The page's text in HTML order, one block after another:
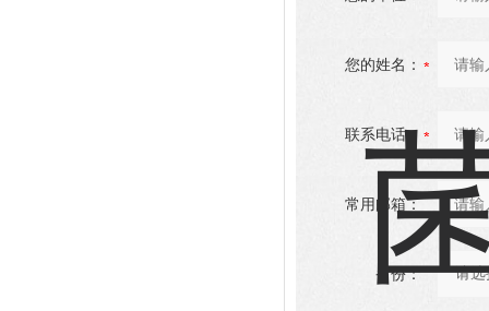
您的姓名：
联系电话：
常用邮箱：
省份：